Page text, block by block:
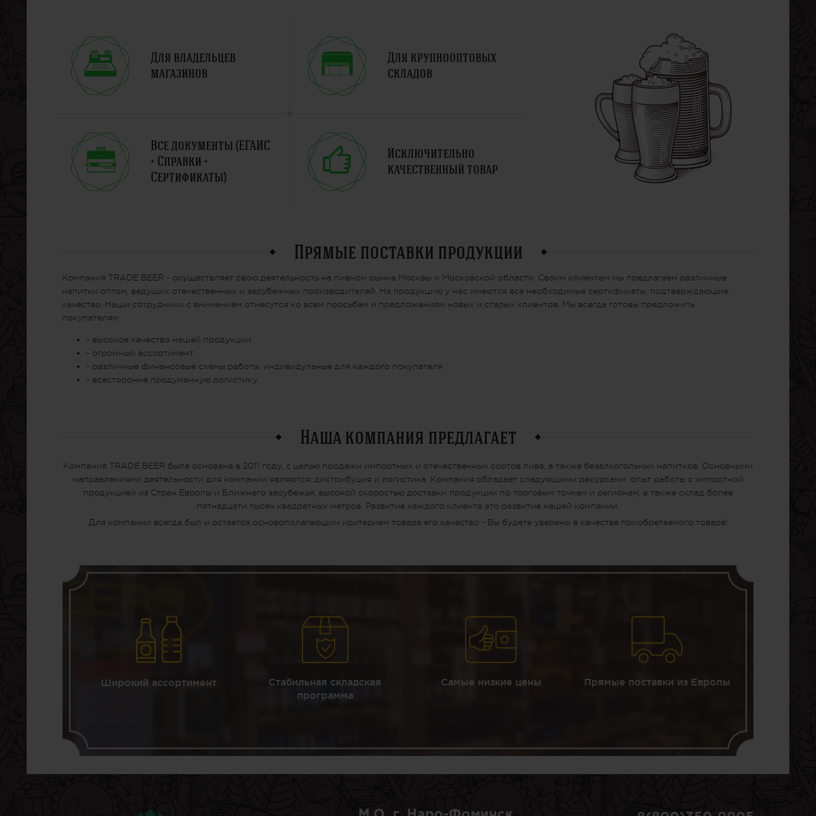
Для владельцев
магазинов
Для крупнооптовых
складов
Все документы (ЕГАИС
+ Справки +
Сертификаты)
Исключительно
качественный товар
Прямые поставки продукции
Компания TRADE BEER - осуществляет свою деятельность на пивном рынке Москвы и Московской области. Своим клиентам мы предлагаем различные
напитки оптом, ведущих отечественных и зарубежных производителей. На продукцию у нас имеются все необходимые сертификаты, подтверждающие
качество. Наши сотрудники с вниманием отнесутся ко всем просьбам и предложениям новых и старых клиентов. Мы всегда готовы предложить
покупателям:
- высокое качество нашей продукции
- огромный ассортимент
- различные финансовые схемы работы, индивидульные для каждого покупателя
- всесторонне продуманную логистику.
Наша компания предлагает
Компания TRADE BEER была основана в 2011 году, с целью продажи импортных и отечественных сортов пива, а также безалкогольных напитков. Основными
направлениями деятельности для компании являются: дистрибуция и логистика. Компания обладает следующими ресурсами: опыт работы с импортной
продукцией из Стран Европы и Ближнего зарубежья, высокой скоростью доставки продукции по торговым точкам и регионам, а также склад более
пятнадцати тысяч квадратных метров. Развитие каждого клиента это развитие нашей компании.
Для компании всегда был и остается основополагающим критерием товара его качество - Вы будете уверены в качестве приобретаемого товара!
Широкий ассортимент
Стабильная складская
программа
Самые низкие цены Прямые поставки из Европы